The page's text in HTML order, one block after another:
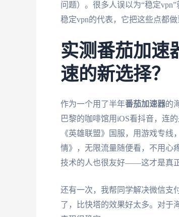
问题）。很多人误以为“稳定
稳定vpn的代表，它把这些点都
实测番茄加速
速的新选择？
作为一个用了半年番茄加速器的
巴黎的咖啡馆用iOS看抖音，连
《英雄联盟》国服，用游戏专线
情》，无限流量随便看，不用心
技术的人也很友好——这才是真正
还有一次，我帮同学解决微信支
了，比快塔的效果好太多。对于